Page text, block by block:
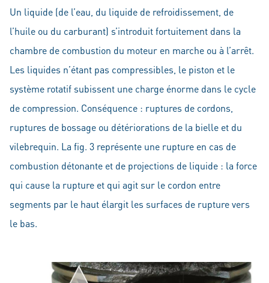
Un liquide (de l’eau, du liquide de refroidissement, de
l’huile ou du carburant) s’introduit fortuitement dans la
chambre de combustion du moteur en marche ou à l’arrêt.
Les liquides n’étant pas compressibles, le piston et le
système rotatif subissent une charge énorme dans le cycle
de compression. Conséquence : ruptures de cordons,
ruptures de bossage ou détériorations de la bielle et du
vilebrequin. La fig. 3 représente une rupture en cas de
combustion détonante et de projections de liquide : la force
qui cause la rupture et qui agit sur le cordon entre
segments par le haut élargit les surfaces de rupture vers
le bas.